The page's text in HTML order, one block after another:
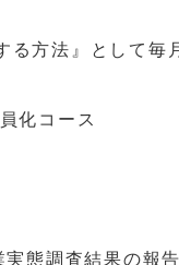
る方法』として
化コース
態調査結果の報